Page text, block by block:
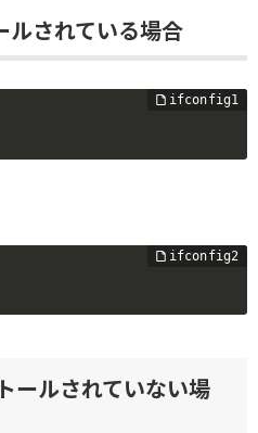
されている場合
ルされていない場